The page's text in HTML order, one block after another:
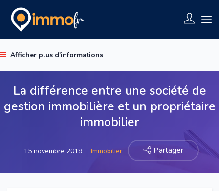
Afficher plus d'informations
La différence entre une société de
gestion immobilière et un propriétaire
immobilier
15 novembre 2019 Immobilier Partager